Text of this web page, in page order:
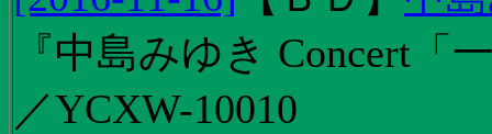
『中島みゆき Concert
／YCXW-10010